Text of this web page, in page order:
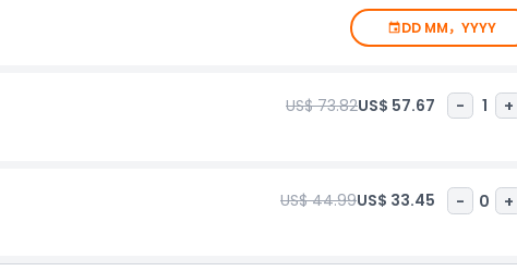
DD MM，YYYY
US$ 73.82US$ 57.67 - 1 +
US$ 44.99US$ 33.45 - 0 +